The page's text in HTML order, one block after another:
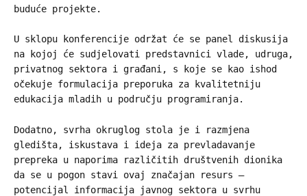
buduće projekte.
U sklopu konferencije održat će se panel diskusija
na kojoj će sudjelovati predstavnici vlade, udruga,
privatnog sektora i građani, s koje se kao ishod
očekuje formulacija preporuka za kvalitetniju
edukacija mladih u području programiranja.
Dodatno, svrha okruglog stola je i razmjena
gledišta, iskustava i ideja za prevladavanje
prepreka u naporima različitih društvenih dionika
da se u pogon stavi ovaj značajan resurs –
potencijal informacija javnog sektora u svrhu